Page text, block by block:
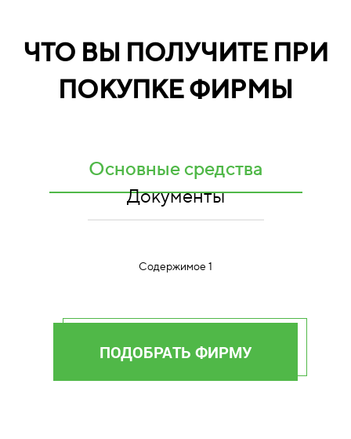
ЧТО ВЫ ПОЛУЧИТЕ ПРИ
ПОКУПКЕ ФИРМЫ
Основные средства
Документы
Содержимое 1
ПОДОБРАТЬ ФИРМУ